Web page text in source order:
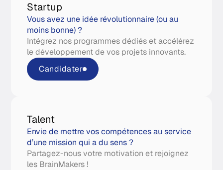
Startup
Vous avez une idée révolutionnaire (ou au
moins bonne) ?
Intégrez nos programmes dédiés et accélérez
le développement de vos projets innovants.
Candidater
Talent
Envie de mettre vos compétences au service
d’une mission qui a du sens ?
Partagez-nous votre motivation et rejoignez
les BrainMakers !